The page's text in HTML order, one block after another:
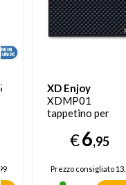
XD Enjoy
XDMP01
tappetino per
€6,95
Prezzo consigliato